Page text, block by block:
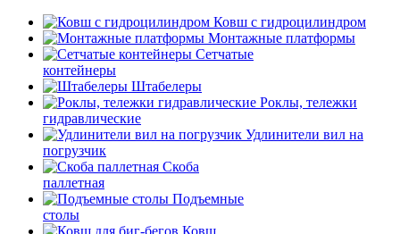
Ковш с гидроцилиндром
Монтажные платформы
Сетчатые
контейнеры
Штабелеры
Роклы, тележки
гидравлические
Удлинители вил на
погрузчик
Скоба
паллетная
Подъемные
столы
Ковш